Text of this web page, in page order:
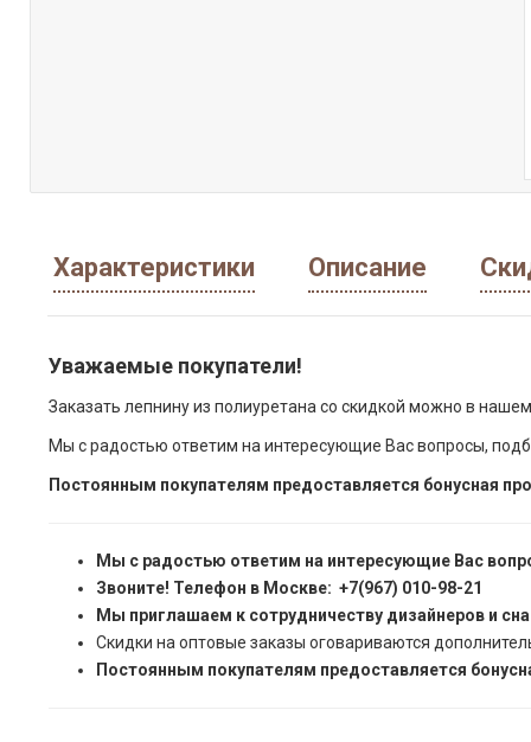
Характеристики Описание
Уважаемые покупатели!
Заказать лепнину из полиуретана со скидкой можно в
Мы с радостью ответим на интересующие Вас вопросы,
Постоянным покупателям предоставляется бонусная
Мы с радостью ответим на интересующие Вас
Звоните! Телефон в Москве: +7(967) 010-98-21
Мы приглашаем к сотрудничеству дизайнеров и
Скидки на оптовые заказы оговариваются
Постоянным покупателям предоставляется